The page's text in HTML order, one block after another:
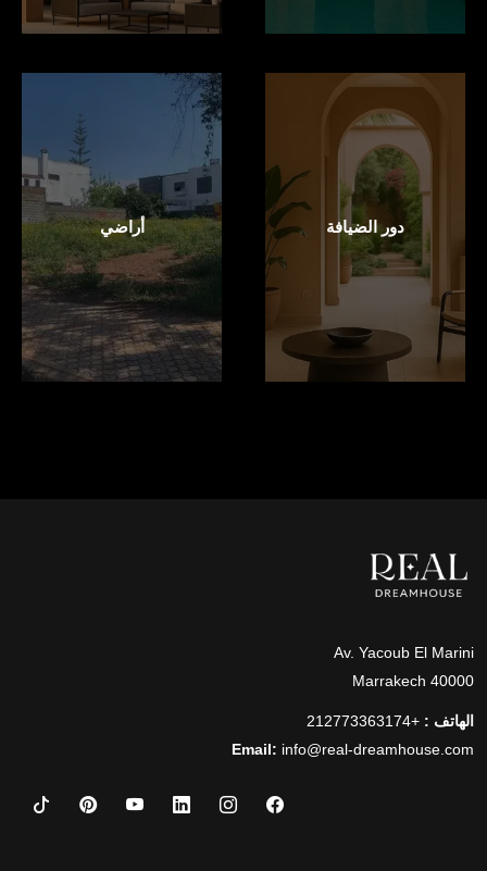
دور الضيافة أراضي
Av. Yacoub El Marini
40000 Marrakech
الهاتف : +212773363174
Email: info@real-dreamhouse.com